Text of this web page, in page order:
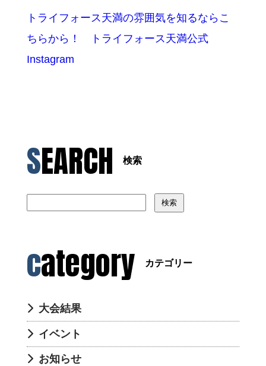
トライフォース天満の雰囲気を知るならこ
ちらから！ トライフォース天満公式
Instagram
SEARCH 検索
検索
category カテゴリー
大会結果
イベント
お知らせ